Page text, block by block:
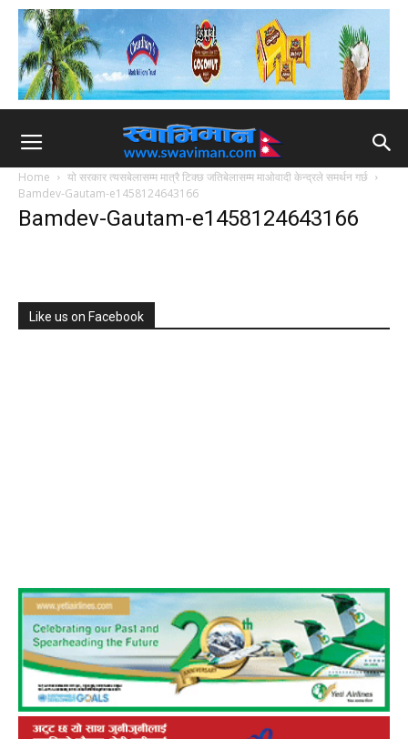
Home
यो सरकार त्यसबेलासम्म मात्रै टिक्छ जतिबेलासम्म माओवादी केन्द्रले समर्थन गर्छ
Bamdev-Gautam-e1458124643166
Bamdev-Gautam-e1458124643166
Like us on Facebook